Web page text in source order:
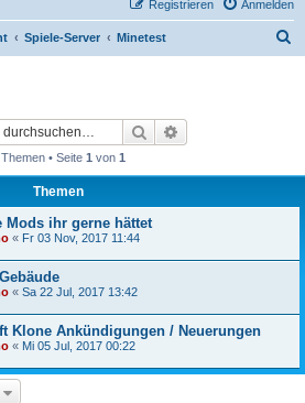
Anmelden
Registrieren
Spiele-Server Minetest
Suche
• Seite 1 von 1
Themen
Mods ihr gerne hättet
« Fr 03 Nov, 2017 11:44
« Sa 22 Jul, 2017 13:42
Klone Ankündigungen / Neuerungen
« Mi 05 Jul, 2017 00:22